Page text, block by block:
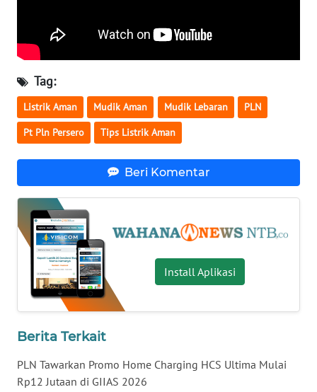
Tag:
Listrik Aman Mudik Aman Mudik Lebaran PLN
Pt Pln Persero Tips Listrik Aman
Beri Komentar
Install Aplikasi
Berita Terkait
PLN Tawarkan Promo Home Charging HCS Ultima Mulai
Rp12 Jutaan di GIIAS 2026
SULTENG
WN
SULBAR
BABEL
WN
SUMBAR
WN
SUMSEL
WN
WN